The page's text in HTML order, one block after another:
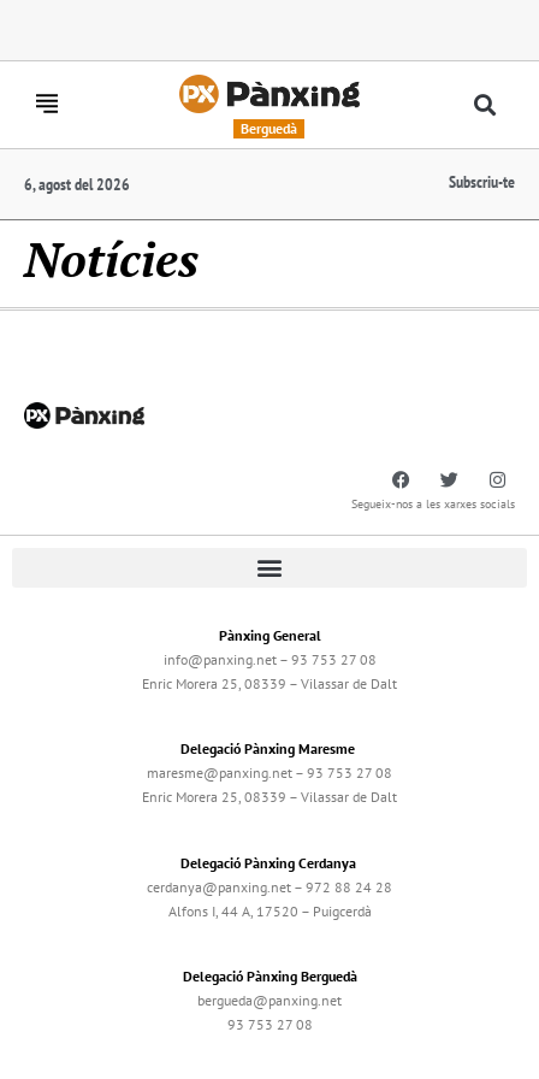
Berguedà
6, agost del 2026 Subscriu-te
Notícies
Segueix-nos a les xarxes socials
Pànxing General
info@panxing.net – 93 753 27 08
Enric Morera 25, 08339 – Vilassar de Dalt
Delegació Pànxing Maresme
maresme@panxing.net – 93 753 27 08
Enric Morera 25, 08339 – Vilassar de Dalt
Delegació Pànxing Cerdanya
cerdanya@panxing.net – 972 88 24 28
Alfons I, 44 A, 17520 – Puigcerdà
Delegació Pànxing Berguedà
bergueda@panxing.net
93 753 27 08